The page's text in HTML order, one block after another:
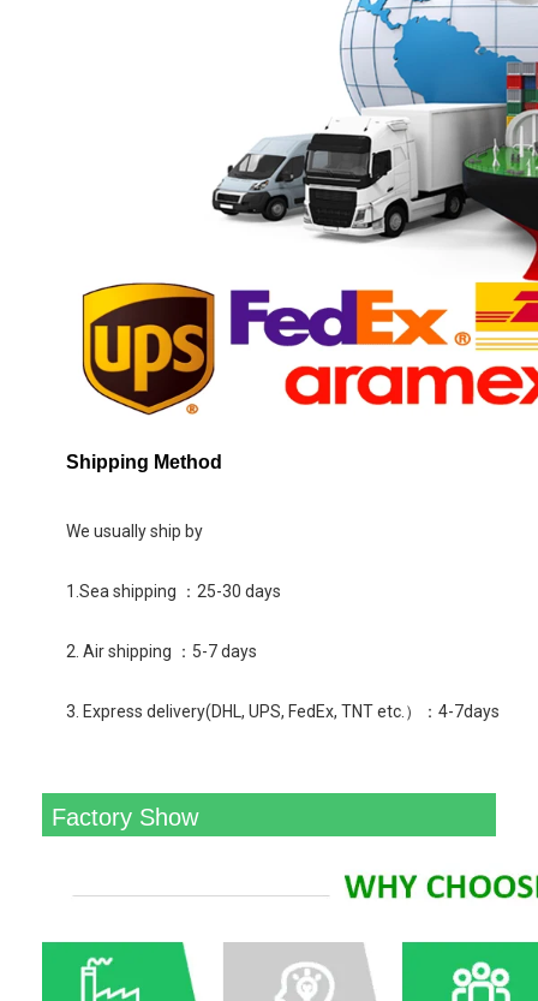
Shipping Method
We usually ship by
1.Sea shipping ：25-30 days
2. Air shipping ：5-7 days
3. Express delivery(DHL, UPS, FedEx, TNT etc.）： 4-7days
Factory Show